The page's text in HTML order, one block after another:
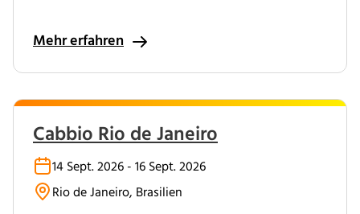
Mehr erfahren
Cabbio Rio de Janeiro
14 Sept. 2026 - 16 Sept. 2026
Rio de Janeiro, Brasilien